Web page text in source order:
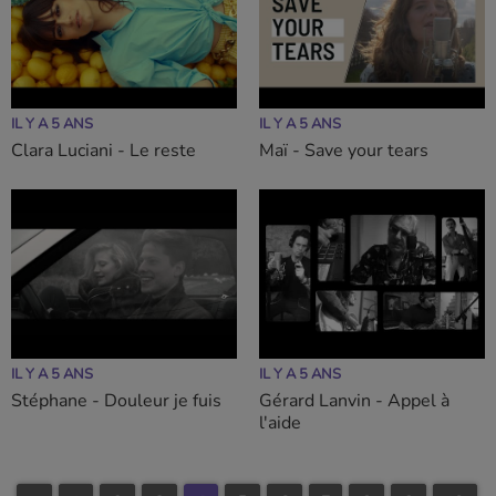
IL Y A 5 ANS
Clara Luciani - Le reste
IL Y A 5 ANS
Maï - Save your tears
IL Y A 5 ANS
Stéphane - Douleur je fuis
IL Y A 5 ANS
Gérard Lanvin - Appel à
l'aide